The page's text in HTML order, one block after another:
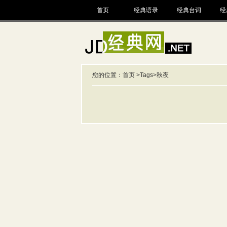
首页 经典语录 经典台词 经
您的位置： 首页 >Tags>秋夜